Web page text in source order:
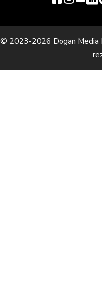
© 2023-2026 Dogan Media